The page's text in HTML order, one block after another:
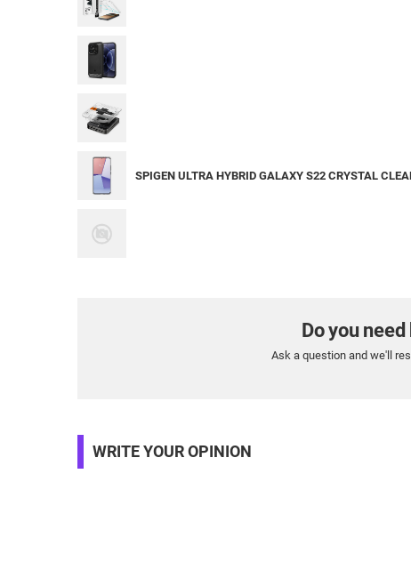
SPIGEN ULTRA HYBRID GALAXY S22 CRYSTAL
Do you
Ask a question and we'll
WRITE YOUR OPINION